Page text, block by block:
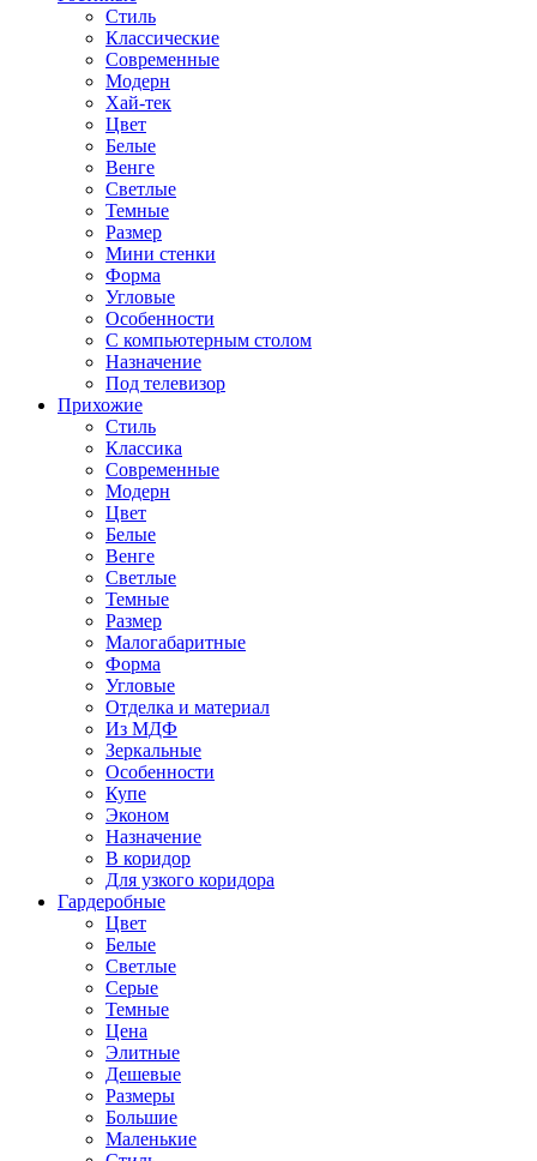
Стиль
Классические
Современные
Модерн
Хай-тек
Цвет
Белые
Венге
Светлые
Темные
Размер
Мини стенки
Форма
Угловые
Особенности
С компьютерным столом
Назначение
Под телевизор
Прихожие
Стиль
Классика
Современные
Модерн
Цвет
Белые
Венге
Светлые
Темные
Размер
Малогабаритные
Форма
Угловые
Отделка и материал
Из МДФ
Зеркальные
Особенности
Купе
Эконом
Назначение
В коридор
Для узкого коридора
Гардеробные
Цвет
Белые
Светлые
Серые
Темные
Цена
Элитные
Дешевые
Размеры
Большие
Маленькие